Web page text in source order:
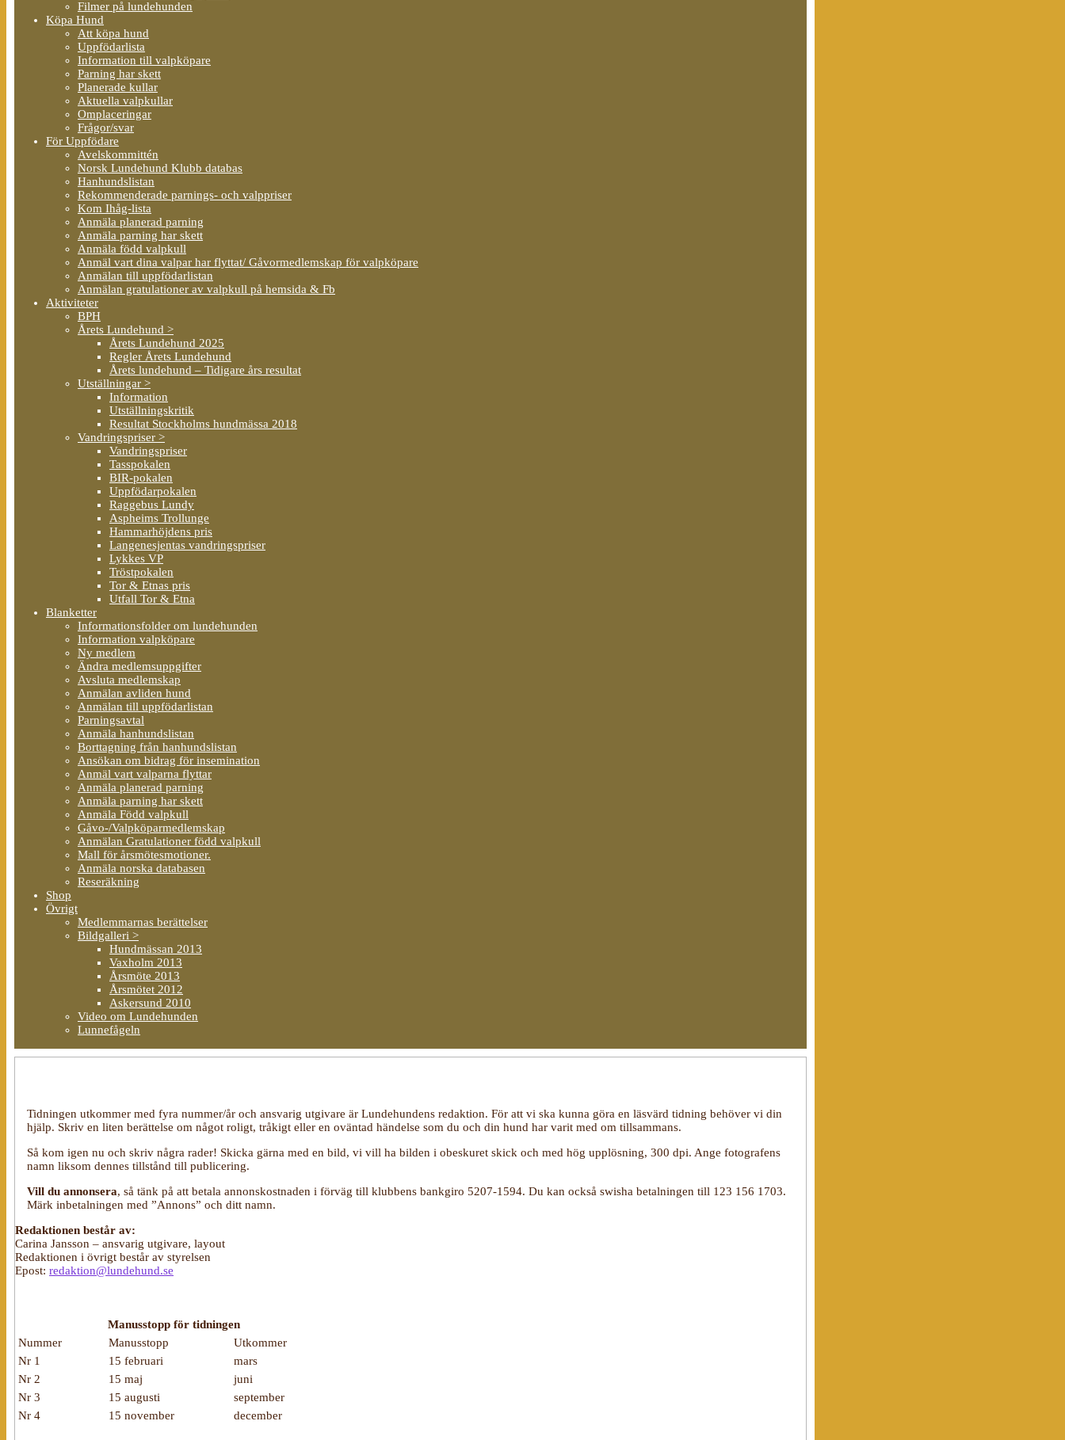
Filmer på lundehunden
Köpa Hund
Att köpa hund
Uppfödarlista
Information till valpköpare
Parning har skett
Planerade kullar
Aktuella valpkullar
Omplaceringar
Frågor/svar
För Uppfödare
Avelskommittén
Norsk Lundehund Klubb databas
Hanhundslistan
Rekommenderade parnings- och valppriser
Kom Ihåg-lista
Anmäla planerad parning
Anmäla parning har skett
Anmäla född valpkull
Anmäl vart dina valpar har flyttat/ Gåvormedlemskap för valpköpare
Anmälan till uppfödarlistan
Anmälan gratulationer av valpkull på hemsida & Fb
Aktiviteter
BPH
Årets Lundehund >
Årets Lundehund 2025
Regler Årets Lundehund
Årets lundehund – Tidigare års resultat
Utställningar >
Information
Utställningskritik
Resultat Stockholms hundmässa 2018
Vandringspriser >
Vandringspriser
Tasspokalen
BIR-pokalen
Uppfödarpokalen
Raggebus Lundy
Aspheims Trollunge
Hammarhöjdens pris
Langenesjentas vandringspriser
Lykkes VP
Tröstpokalen
Tor & Etnas pris
Utfall Tor & Etna
Blanketter
Informationsfolder om lundehunden
Information valpköpare
Ny medlem
Ändra medlemsuppgifter
Avsluta medlemskap
Anmälan avliden hund
Anmälan till uppfödarlistan
Parningsavtal
Anmäla hanhundslistan
Borttagning från hanhundslistan
Ansökan om bidrag för insemination
Anmäl vart valparna flyttar
Anmäla planerad parning
Anmäla parning har skett
Anmäla Född valpkull
Gåvo-/Valpköparmedlemskap
Anmälan Gratulationer född valpkull
Mall för årsmötesmotioner.
Anmäla norska databasen
Reseräkning
Shop
Övrigt
Medlemmarnas berättelser
Bildgalleri >
Hundmässan 2013
Vaxholm 2013
Årsmöte 2013
Årsmötet 2012
Askersund 2010
Video om Lundehunden
Lunnefågeln
Tidningen utkommer med fyra nummer/år och ansvarig utgivare är Lundehundens redaktion. För att vi ska kunna göra en läsvärd tidning behöver vi din
hjälp. Skriv en liten berättelse om något roligt, tråkigt eller en oväntad händelse som du och din hund har varit med om tillsammans.
Så kom igen nu och skriv några rader! Skicka gärna med en bild, vi vill ha bilden i obeskuret skick och med hög upplösning, 300 dpi. Ange fotografens
namn liksom dennes tillstånd till publicering.
Vill du annonsera, så tänk på att betala annonskostnaden i förväg till klubbens bankgiro 5207-1594. Du kan också swisha betalningen till 123 156 1703.
Märk inbetalningen med ”Annons” och ditt namn.
Redaktionen består av:
Carina Jansson – ansvarig utgivare, layout
Redaktionen i övrigt består av styrelsen
Epost: redaktion@lundehund.se
Manusstopp för tidningen
Nummer
Manusstopp
Utkommer
Nr 1
15 februari
mars
Nr 2
15 maj
juni
Nr 3
15 augusti
september
Nr 4
15 november december